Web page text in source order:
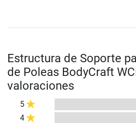
Estructura de Soporte
de Poleas BodyCraft
valoraciones
5
4